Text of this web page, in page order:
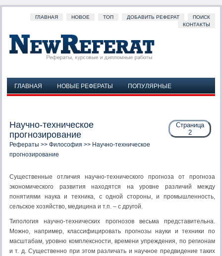
ГЛАВНАЯ НОВОЕ ТОП ДОБАВИТЬ РЕФЕРАТ
ПОИСК
КОНТАКТЫ
ГЛАВНАЯ НОВЫЕ РЕФЕРАТЫ
ПОПУЛЯРНЫЕ
Страница
2
Научно-техническое
прогнозирование
Рефераты >> Философия >> Научно-техническое
прогнозирование
Существенные отличия научно-технического прогноза от прогноза
экономического развития находятся на уровне различий между
понятиями наука и техника, с одной стороны, и промышленность,
сельское хозяйство, медицина и т.п. – с другой.
Типология научно-технических прогнозов весьма представительна.
Можно, например, классифицировать прогнозы науки и техники по
масштабам, уровню комплексности, времени упреждения, по регионам
и т. д. Существенно при этом различать и научное предвидение таких